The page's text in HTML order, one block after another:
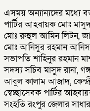
এসময় অন্যান্যদের মধ্যে
পার্টির আহবায়ক মোঃ মাসুদ
মোঃ রুহুল আমিন লিটন,
মোঃ আনিসুর রহমান আনিস,
সভাপতি শাহিনুর রহমান
সদস্য সচিব মাসুদ রানা,
আবুল কালাম আজাদ,
স্বেচ্ছাসেবক পার্টির
সংহতি রংপুর জেলার